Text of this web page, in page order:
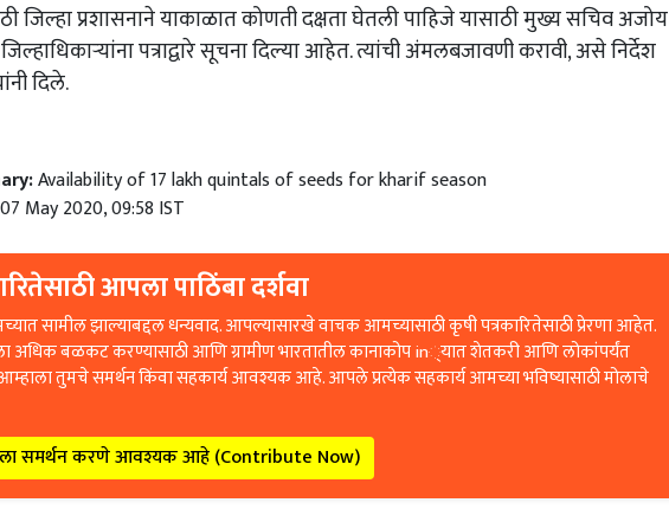
जिल्हा प्रशासनाने याकाळात कोणती दक्षता घेतली पाहिजे यासाठी मुख्य सचिव अजोय
पत्राद्वारे सूचना दिल्या आहेत. त्यांची अंमलबजावणी करावी, असे निर्देश
दिले.
Availability of 17 lakh quintals of seeds for kharif season
07 May 2020, 09:58 IST
आपला पाठिंबा दर्शवा
सामील झाल्याबद्दल धन्यवाद. आपल्यासारखे वाचक आमच्यासाठी कृषी पत्रकारितेसाठी प्रेरणा आहेत.
अधिक बळकट करण्यासाठी आणि ग्रामीण भारतातील कानाकोप in्यात शेतकरी आणि लोकांपर्यंत
आम्हाला तुमचे समर्थन किंवा सहकार्य आवश्यक आहे. आपले प्रत्येक सहकार्य आमच्या भविष्यासाठी मोलाचे
समर्थन करणे आवश्यक आहे (Contribute Now)